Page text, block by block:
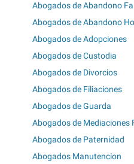
Abogados de Abandono
Abogados de Abandono
Abogados de Adopciones
Abogados de Custodia
Abogados de Divorcios
Abogados de Filiaciones
Abogados de Guarda
Abogados de Mediaciones
Abogados de Paternidad
Abogados Manutencion